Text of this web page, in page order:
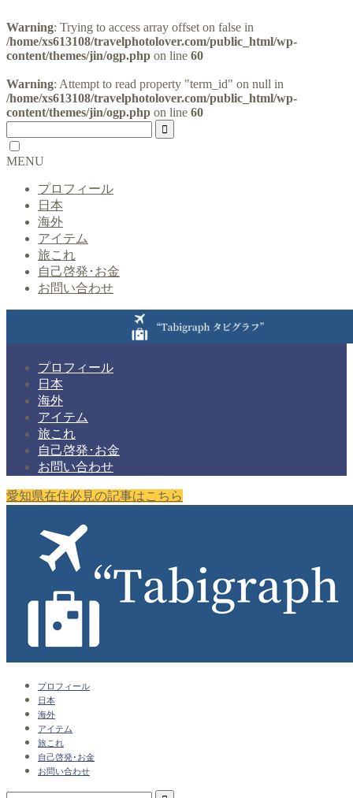
Warning: Trying to access array offset on false in
/home/xs613108/travelphotolover.com/public_html/wp-
content/themes/jin/ogp.php on line 60
Warning: Attempt to read property "term_id" on null in
/home/xs613108/travelphotolover.com/public_html/wp-
content/themes/jin/ogp.php on line 60
MENU
プロフィール
日本
海外
アイテム
旅これ
自己啓発･お金
お問い合わせ
プロフィール
日本
海外
アイテム
旅これ
自己啓発･お金
お問い合わせ
愛知県在住必見の記事はこちら
プロフィール
日本
海外
アイテム
旅これ
自己啓発･お金
お問い合わせ